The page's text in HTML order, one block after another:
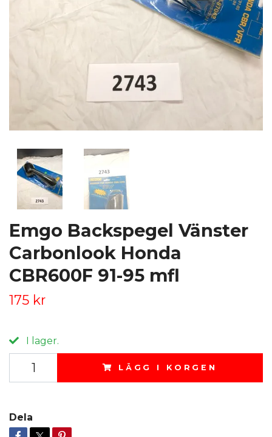
Emgo Backspegel Vänster
Carbonlook Honda
CBR600F 91-95 mfl
175 kr
I lager.
LÄGG I KORGEN
Dela